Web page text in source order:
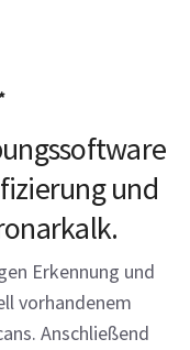
und
Erkennung und
vorhandenem
Anschließend